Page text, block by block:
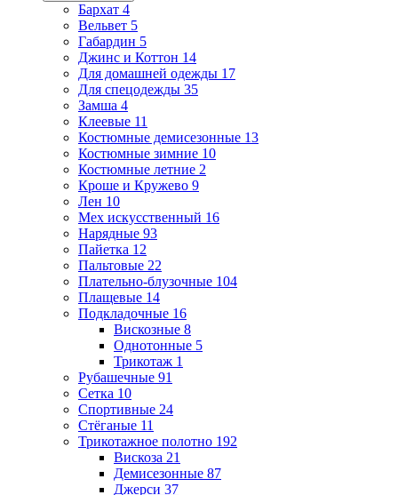
Бархат 4
Вельвет 5
Габардин 5
Джинс и Коттон 14
Для домашней одежды 17
Для спецодежды 35
Замша 4
Клеевые 11
Костюмные демисезонные 13
Костюмные зимние 10
Костюмные летние 2
Кроше и Кружево 9
Лен 10
Мех искусственный 16
Нарядные 93
Пайетка 12
Пальтовые 22
Плательно-блузочные 104
Плащевые 14
Подкладочные 16
Вискозные 8
Однотонные 5
Трикотаж 1
Рубашечные 91
Сетка 10
Спортивные 24
Стёганые 11
Трикотажное полотно 192
Вискоза 21
Демисезонные 87
Джерси 37